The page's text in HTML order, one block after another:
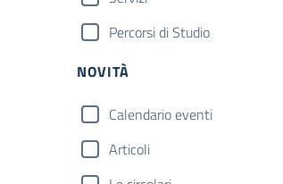
Percorsi di Studio
NOVITÀ
Calendario eventi
Articoli